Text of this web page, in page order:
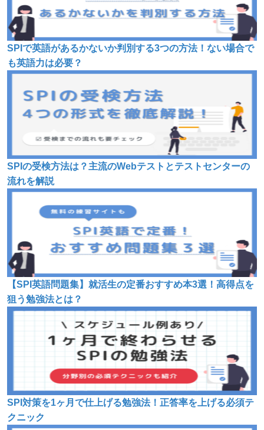
SPIで英語があるかないか判別する3つの方法！ない場合で
も英語力は必要？
SPIの受検方法は？主流のWebテストとテストセンターの
流れを解説
【SPI英語問題集】就活生の定番おすすめ本3選！高得点を
狙う勉強法とは？
SPI対策を1ヶ月で仕上げる勉強法！正答率を上げる必須テ
クニック